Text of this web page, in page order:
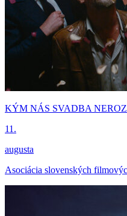
KÝM NÁS SVADBA
11.
augusta
Asociácia slovenských